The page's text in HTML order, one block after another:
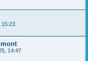
15:23
14:47